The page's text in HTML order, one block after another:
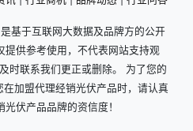
基于互联网大数据及品牌方的公开
提供参考使用，不代表网站支持观
时联系我们更正或删除。 为了您的
加盟代理经销光伏产品时，请认真
伏产品品牌的资信度！